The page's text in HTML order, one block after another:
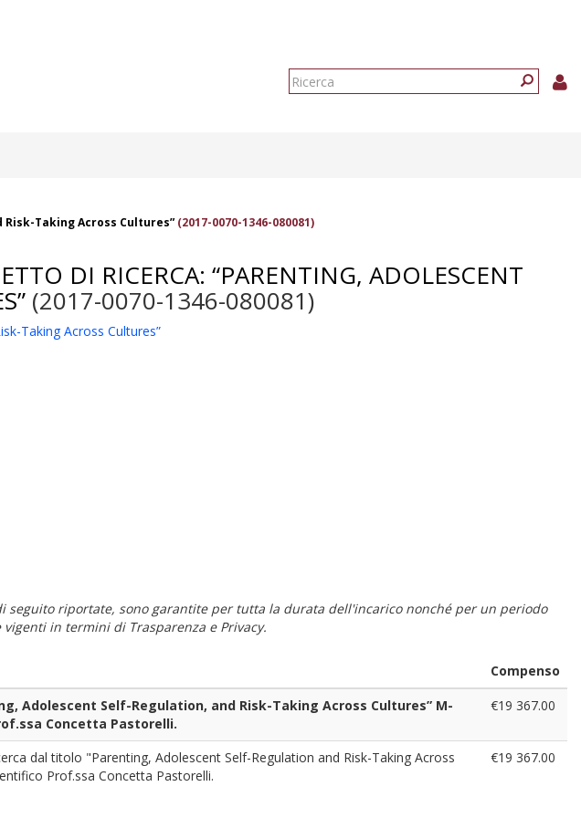
Form
Taking Across Cultures” (2017-0070-1346-080081)
DI RICERCA: “PARENTING, ADOLESCENT
(2017-0070-1346-080081)
Taking Across Cultures”
riportate, sono garantite per tutta la durata dell'incarico nonché per un periodo
in termini di Trasparenza e Privacy.
Compenso
Adolescent Self-Regulation, and Risk-Taking Across Cultures” M-
Concetta Pastorelli.
€19 367.00
dal titolo "Parenting, Adolescent Self-Regulation and Risk-Taking Across
Prof.ssa Concetta Pastorelli.
€19 367.00